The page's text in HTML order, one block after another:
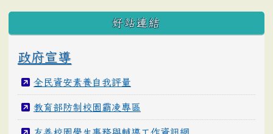
好站連結
政府宣導
全民資安素養自我評量
教育部防制校園霸凌專區
友善校園學生事務與輔導工作資訊網